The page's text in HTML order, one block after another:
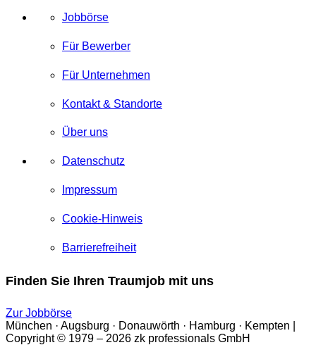
Jobbörse
Für Bewerber
Für Unternehmen
Kontakt & Standorte
Über uns
Datenschutz
Impressum
Cookie-Hinweis
Barrierefreiheit
Finden Sie Ihren Traumjob mit uns
Zur Jobbörse
München · Augsburg · Donauwörth · Hamburg · Kempten |
Copyright © 1979 – 2026 zk professionals GmbH